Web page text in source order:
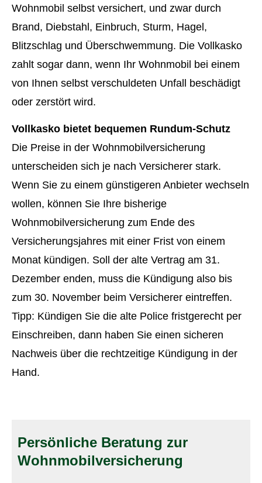
Wohnmobil selbst versichert, und zwar durch
Brand, Diebstahl, Einbruch, Sturm, Hagel,
Blitzschlag und Überschwemmung. Die Vollkasko
zahlt sogar dann, wenn Ihr Wohnmobil bei einem
von Ihnen selbst verschuldeten Unfall beschädigt
oder zerstört wird.
Vollkasko bietet bequemen Rundum-Schutz
Die Preise in der Wohnmobilversicherung
unterscheiden sich je nach Versicherer stark.
Wenn Sie zu einem günstigeren Anbieter wechseln
wollen, können Sie Ihre bisherige
Wohnmobilversicherung zum Ende des
Versicherungsjahres mit einer Frist von einem
Monat kündigen. Soll der alte Vertrag am 31.
Dezember enden, muss die Kündigung also bis
zum 30. November beim Versicherer eintreffen.
Tipp: Kündigen Sie die alte Police fristgerecht per
Einschreiben, dann haben Sie einen sicheren
Nachweis über die rechtzeitige Kündigung in der
Hand.
Persönliche Beratung zur
Wohnmobilversicherung